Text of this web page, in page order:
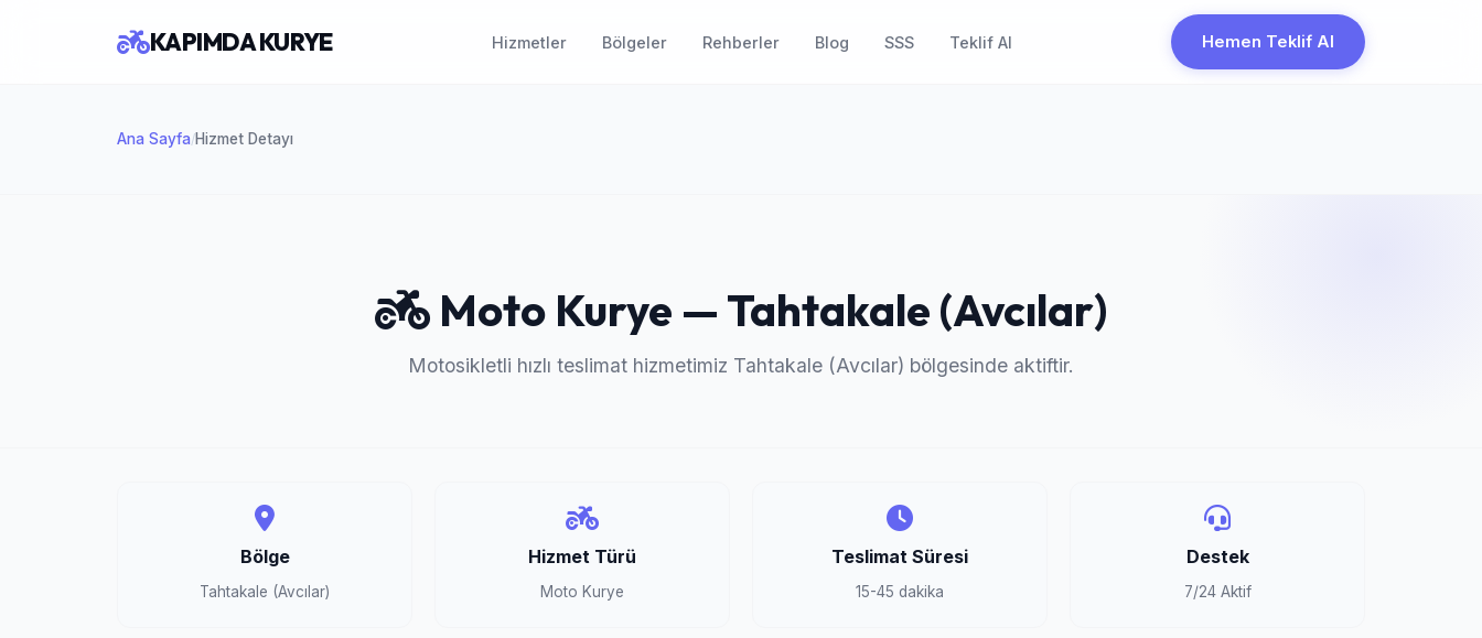
Ana Sayfa/Hizmet Detayı
KAPIMDA KURYE Hizmetler Bölgeler Rehberler Blog SSS Teklif Al Hemen Teklif Al
Moto Kurye — Tahtakale (Avcılar)
Motosikletli hızlı teslimat hizmetimiz Tahtakale (Avcılar) bölgesinde aktiftir.
Bölge
Tahtakale (Avcılar)
Hizmet Türü
Moto Kurye
Teslimat Süresi
15-45 dakika
Destek
7/24 Aktif